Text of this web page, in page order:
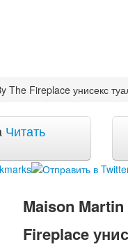
The Fireplace унисекс
Читать
Maison
Fireplace